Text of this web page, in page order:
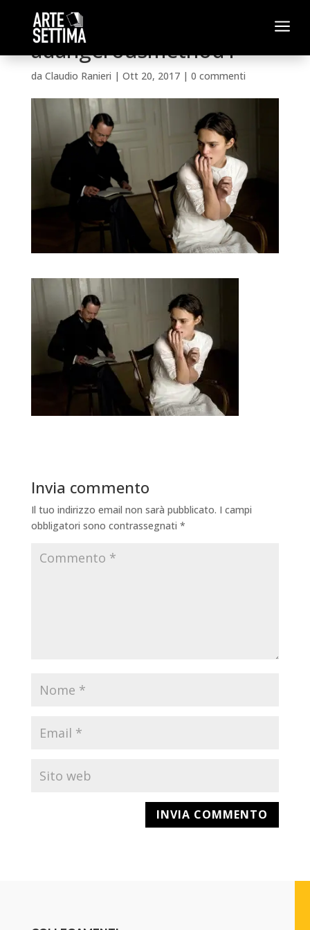
a
adangerousmethod1
da Claudio Ranieri | Ott 20, 2017| 0 commenti
Invia commento
Il tuo indirizzo email non sarà pubblicato. I campi
obbligatori sono contrassegnati *